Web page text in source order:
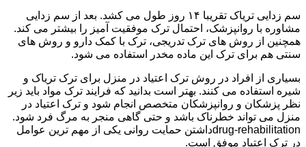
سم زدایی تریاک تقریبا ۱۴ روز طول می کشد. بعد از سم زدایی
مشاوره با روانپزشک، احتمال ترک موفقیت آمیز را بیشتر می کند.
همچنین از روش های ترک تدریجی، ترک با کمک دارو و روش های
سنتی هم برای ترک این ماده مخدر استفاده می شود.
بسیاری از افراد در روش ترک اعتیاد در منزل برای ترک تریاک و
شیره استفاده می کنند. بهتر است بدانید که فرایند ترک مواد باید زیر
نظر پزشکان و روانپزشکان متخصص انجام شود و ترک اعتیاد در
منزل می تواند خطرناک باشد و حتی گاهی منجر به مرگ فرد شود.
drug-rehabilitationداشتن حمایت روانی یکی از مهم ترین عوامل
در ترک اعتیاد موفق است.